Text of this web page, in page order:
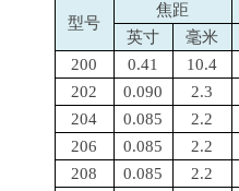
型号
焦距
英寸
毫米
200
0.41 10.4
202
0.090 2.3
204
0.085 2.2
206
0.085 2.2
208
0.085 2.2